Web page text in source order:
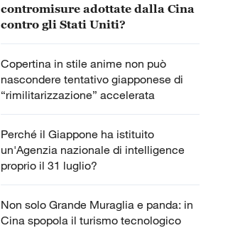
contromisure adottate dalla Cina
contro gli Stati Uniti?
Copertina in stile anime non può
nascondere tentativo giapponese di
“rimilitarizzazione” accelerata
Perché il Giappone ha istituito
un'Agenzia nazionale di intelligence
proprio il 31 luglio?
Non solo Grande Muraglia e panda: in
Cina spopola il turismo tecnologico